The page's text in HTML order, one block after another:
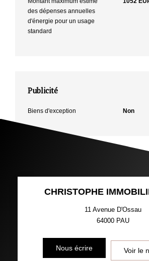
des dépenses annuelles
d'énergie pour un usage
standard
Publicité
Biens d'exception Non
CHRISTOPHE
11 Avenue D'Ossau
64000 PAU
Nous écrire Voir le